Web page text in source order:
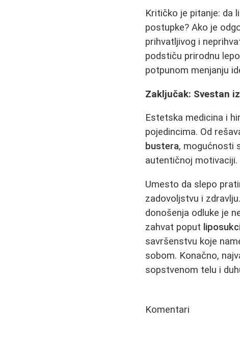
Kritičko je pitanje: da
postupke? Ako je
prihvatljivog i
podstiču prirodnu
potpunom menjanju
Zaključak: Svestan
Estetska medicina i
pojedincima. Od
bustera, mogućnosti
autentičnoj motivaciji.
Umesto da slepo
zadovoljstvu i
donošenja odluke je
zahvat poput
savršenstvu koje
sobom. Konačno,
sopstvenom telu i
Komentari